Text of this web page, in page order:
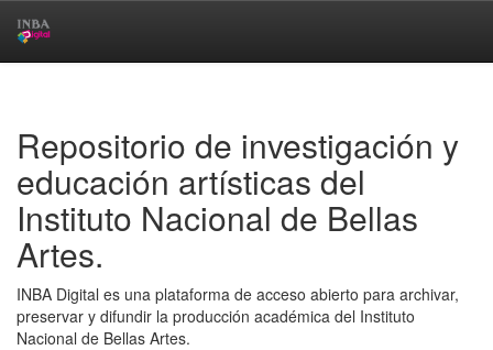
Repositorio de investigación y
educación artísticas del
Instituto Nacional de Bellas
Artes.
INBA Digital es una plataforma de acceso abierto para archivar,
preservar y difundir la producción académica del Instituto
Nacional de Bellas Artes.